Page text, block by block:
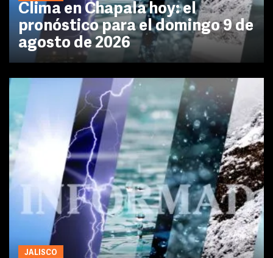
Clima en Chapala hoy: el
pronóstico para el domingo 9 de
agosto de 2026
JALISCO